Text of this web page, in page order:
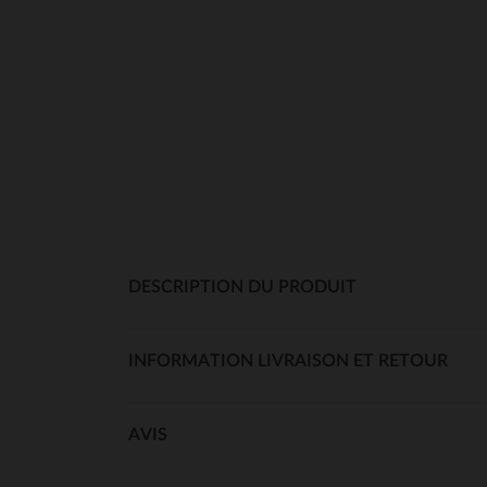
DESCRIPTION DU PRODUIT
INFORMATION LIVRAISON ET RETOUR
AVIS